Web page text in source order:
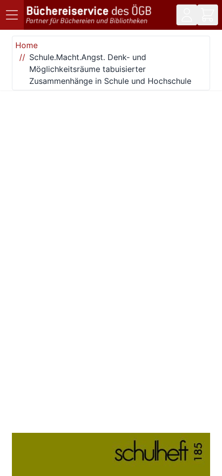
Direkt zum Inhalt
Home
Schule.Macht.Angst. Denk- und
Möglichkeitsräume tabuisierter
Zusammenhänge in Schule und Hochschule
Schule.Macht.Angst. Denk- und